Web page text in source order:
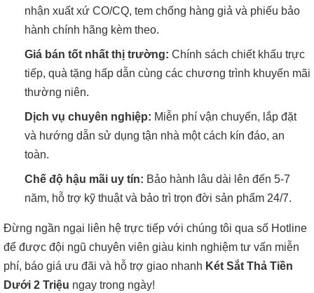
nhận xuất xứ CO/CQ, tem chống hàng giả và phiếu bảo
hành chính hãng kèm theo.
Giá bán tốt nhất thị trường: Chính sách chiết khấu trực
tiếp, quà tặng hấp dẫn cùng các chương trình khuyến mãi
thường niên.
Dịch vụ chuyên nghiệp: Miễn phí vận chuyển, lắp đặt
và hướng dẫn sử dụng tận nhà một cách kín đáo, an
toàn.
Chế độ hậu mãi uy tín: Bảo hành lâu dài lên đến 5-7
năm, hỗ trợ kỹ thuật và bảo trì trọn đời sản phẩm 24/7.
Đừng ngần ngại liên hệ trực tiếp với chúng tôi qua số Hotline
để được đội ngũ chuyên viên giàu kinh nghiệm tư vấn miễn
phí, báo giá ưu đãi và hỗ trợ giao nhanh Két Sắt Thả Tiền
Dưới 2 Triệu ngay trong ngày!